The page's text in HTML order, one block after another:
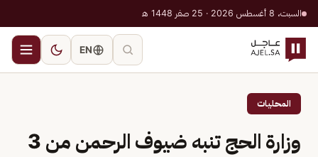
السبت، 8 أغسطس 2026 · 25 صفر 1448 هـ
EN
المحليات
وزارة الحج تنبه ضيوف الرحمن من 3